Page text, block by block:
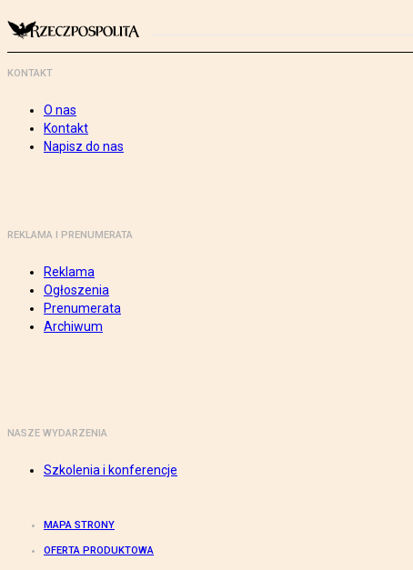
KONTAKT
O nas
Kontakt
Napisz do nas
REKLAMA I PRENUMERATA
Reklama
Ogłoszenia
Prenumerata
Archiwum
NASZE WYDARZENIA
Szkolenia i konferencje
MAPA STRONY
OFERTA PRODUKTOWA